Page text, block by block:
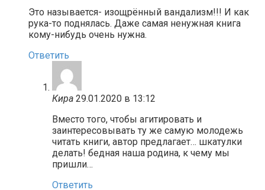
Это называется- изощрённый вандализм!!! И как
рука-то поднялась. Даже самая ненужная книга
кому-нибудь очень нужна.
Ответить
Кира 29.01.2020 в 13:12
Вместо того, чтобы агитировать и
заинтересовывать ту же самую молодежь
читать книги, автор предлагает… шкатулки
делать! бедная наша родина, к чему мы
пришли…
Ответить